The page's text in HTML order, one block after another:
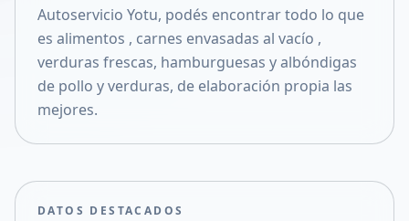
Compartir en X
Autoservicio Yotu, podés encontrar todo lo que
es alimentos , carnes envasadas al vacío ,
verduras frescas, hamburguesas y albóndigas
de pollo y verduras, de elaboración propia las
mejores.
DATOS DESTACADOS